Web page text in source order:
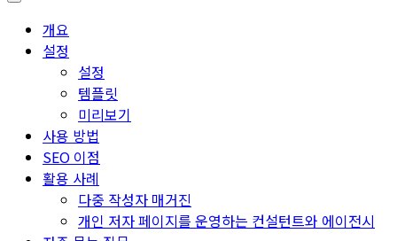
개요
설정
설정
템플릿
미리보기
사용 방법
SEO 이점
활용 사례
다중 작성자 매거진
개인 저자 페이지를 운영하는 컨설턴트와 에이전시